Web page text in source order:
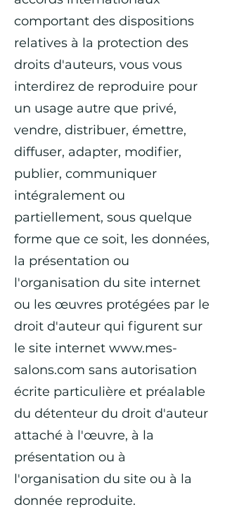
comportant des dispositions
relatives à la protection des
droits d'auteurs, vous vous
interdirez de reproduire pour
un usage autre que privé,
vendre, distribuer, émettre,
diffuser, adapter, modifier,
publier, communiquer
intégralement ou
partiellement, sous quelque
forme que ce soit, les données,
la présentation ou
l'organisation du site internet
ou les œuvres protégées par le
droit d'auteur qui figurent sur
le site internet www.mes-
salons.com sans autorisation
écrite particulière et préalable
du détenteur du droit d'auteur
attaché à l'œuvre, à la
présentation ou à
l'organisation du site ou à la
donnée reproduite.